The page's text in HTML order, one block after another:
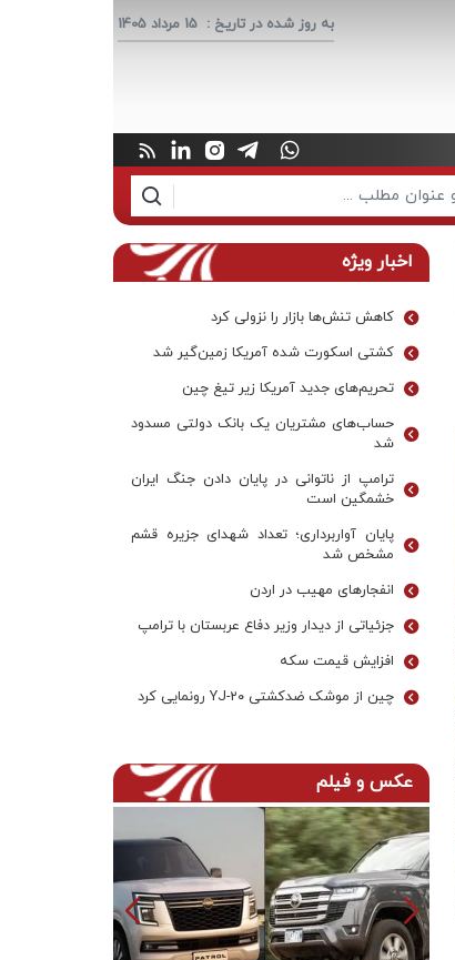
به روز شده در تاریخ : 15 مرداد 1405
اخبار ویژه
کاهش تنش‌ها بازار را نزولی کرد
کشتی اسکورت شده آمریکا زمین‌گیر شد
تحریم‌های جدید آمریکا زیر تیغ چین
حساب‌های مشتریان یک بانک‌ دولتی مسدود
شد
ترامپ از ناتوانی در پایان دادن جنگ ایران
خشمگین است
پایان آواربرداری؛ تعداد شهدای جزیره قشم
مشخص شد
انفجارهای مهیب در اردن
جزئیاتی از دیدار وزیر دفاع عربستان با ترامپ
افزایش قیمت سکه
چین از موشک ضدکشتی YJ-۲۰ رونمایی کرد
عکس و فیلم